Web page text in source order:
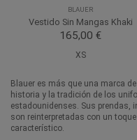
BLAUER
Vestido Sin Mangas Khaki
165,00 €
XS
Blauer es más que una marca
historia y la tradición de los
estadounidenses. Sus prendas,
son reinterpretadas con un
característico.